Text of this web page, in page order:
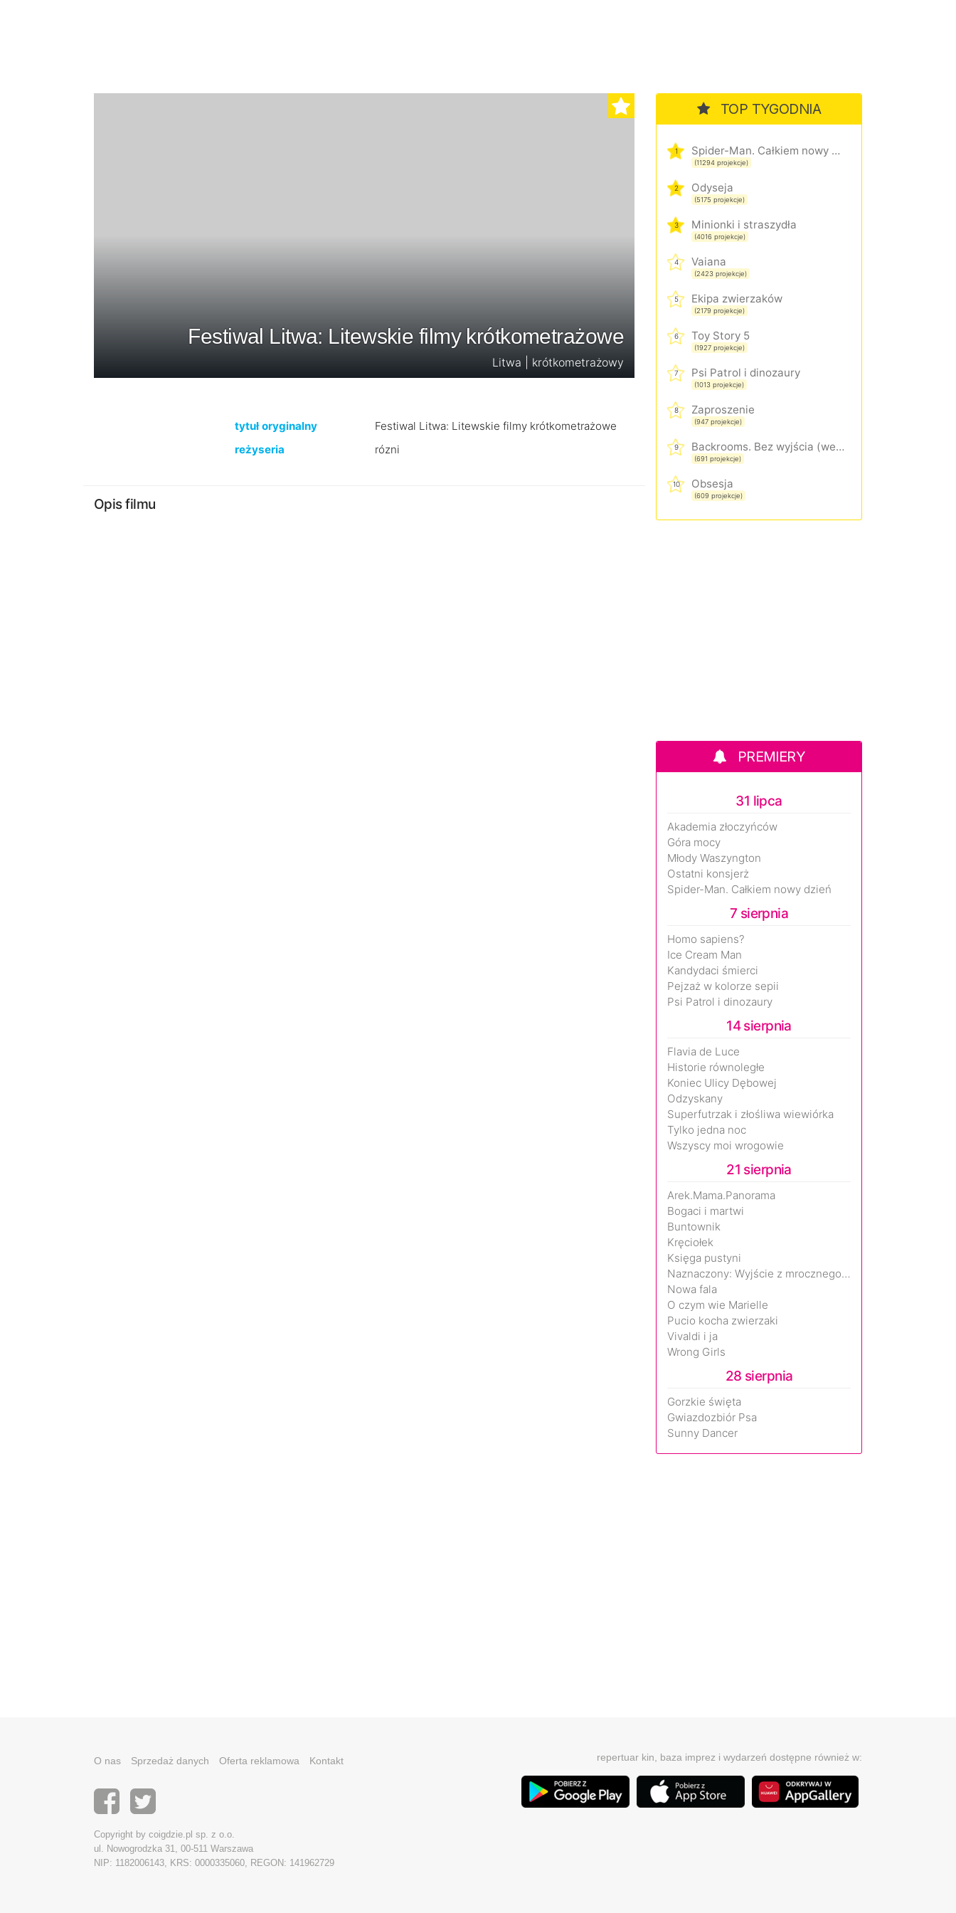
Festiwal Litwa: Litewskie filmy krótkometrażowe
Litwa | krótkometrażowy
tytuł oryginalny
Festiwal Litwa: Litewskie filmy krótkometrażowe
reżyseria
rózni
Opis filmu
TOP TYGODNIA
1 Spider-Man. Całkiem nowy dzień
(11294 projekcje)
2 Odyseja
(5175 projekcje)
3 Minionki i straszydła
(4016 projekcje)
4 Vaiana
(2423 projekcje)
5 Ekipa zwierzaków
(2179 projekcje)
6 Toy Story 5
(1927 projekcje)
7 Psi Patrol i dinozaury
(1013 projekcje)
8 Zaproszenie
(947 projekcje)
9 Backrooms. Bez wyjścia (wersja rozszerzona)
(691 projekcje)
10 Obsesja
(609 projekcje)
PREMIERY
31 lipca
Akademia złoczyńców
Góra mocy
Młody Waszyngton
Ostatni konsjerż
Spider-Man. Całkiem nowy dzień
7 sierpnia
Homo sapiens?
Ice Cream Man
Kandydaci śmierci
Pejzaż w kolorze sepii
Psi Patrol i dinozaury
14 sierpnia
Flavia de Luce
Historie równoległe
Koniec Ulicy Dębowej
Odzyskany
Superfutrzak i złośliwa wiewiórka
Tylko jedna noc
Wszyscy moi wrogowie
21 sierpnia
Arek.Mama.Panorama
Bogaci i martwi
Buntownik
Kręciołek
Księga pustyni
Naznaczony: Wyjście z mrocznego wymiaru
Nowa fala
O czym wie Marielle
Pucio kocha zwierzaki
Vivaldi i ja
Wrong Girls
28 sierpnia
Gorzkie święta
Gwiazdozbiór Psa
Sunny Dancer
O nas Sprzedaż danych Oferta reklamowa Kontakt
Copyright by coigdzie.pl sp. z o.o.
ul. Nowogrodzka 31, 00-511 Warszawa
NIP: 1182006143, KRS: 0000335060, REGON: 141962729
repertuar kin, baza imprez i wydarzeń dostępne również w: